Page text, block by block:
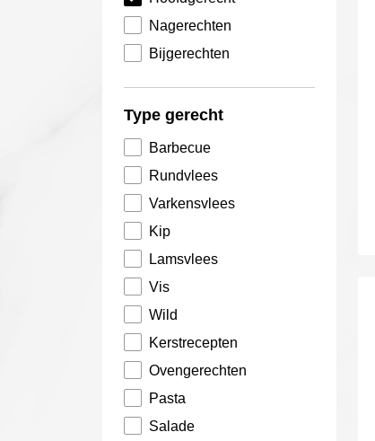
Nagerechten
Bijgerechten
Type gerecht
Barbecue
Rundvlees
Varkensvlees
Kip
Lamsvlees
Vis
Wild
Kerstrecepten
Ovengerechten
Pasta
Salade